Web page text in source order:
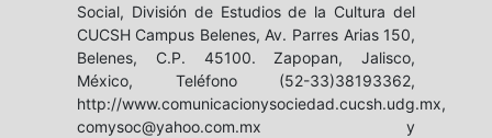
Social, División de Estudios de la Cultura del
CUCSH Campus Belenes, Av. Parres Arias 150,
Belenes, C.P. 45100. Zapopan, Jalisco,
México, Teléfono (52-33)38193362,
http://www.comunicacionysociedad.cucsh.udg.mx,
comysoc@yahoo.com.mx y